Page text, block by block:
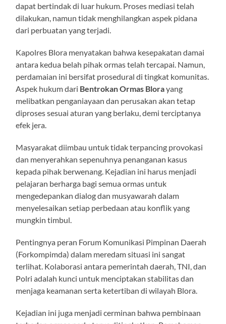
dapat bertindak di luar hukum. Proses mediasi telah
dilakukan, namun tidak menghilangkan aspek pidana
dari perbuatan yang terjadi.
Kapolres Blora menyatakan bahwa kesepakatan damai
antara kedua belah pihak ormas telah tercapai. Namun,
perdamaian ini bersifat prosedural di tingkat komunitas.
Aspek hukum dari Bentrokan Ormas Blorayang
melibatkan penganiayaan dan perusakan akan tetap
diproses sesuai aturan yang berlaku, demi terciptanya
efek jera.
Masyarakat diimbau untuk tidak terpancing provokasi
dan menyerahkan sepenuhnya penanganan kasus
kepada pihak berwenang. Kejadian ini harus menjadi
pelajaran berharga bagi semua ormas untuk
mengedepankan dialog dan musyawarah dalam
menyelesaikan setiap perbedaan atau konflik yang
mungkin timbul.
Pentingnya peran Forum Komunikasi Pimpinan Daerah
(Forkompimda) dalam meredam situasi ini sangat
terlihat. Kolaborasi antara pemerintah daerah, TNI, dan
Polri adalah kunci untuk menciptakan stabilitas dan
menjaga keamanan serta ketertiban di wilayah Blora.
Kejadian ini juga menjadi cerminan bahwa pembinaan